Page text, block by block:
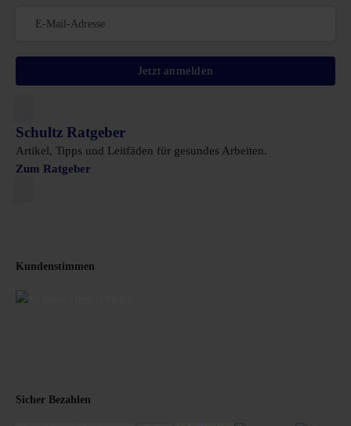
Jetzt anmelden
Schultz Ratgeber
Artikel, Tipps und Leitfäden für gesundes Arbeiten.
Zum Ratgeber
Kundenstimmen
Sicher Bezahlen